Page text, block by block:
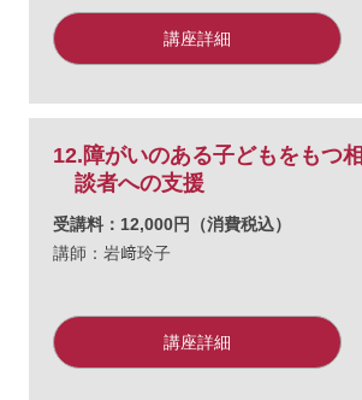
講座詳細
12.障がいのある子どもをもつ相
談者への支援
受講料：12,000円（消費税込）
講師：岩﨑玲子
講座詳細